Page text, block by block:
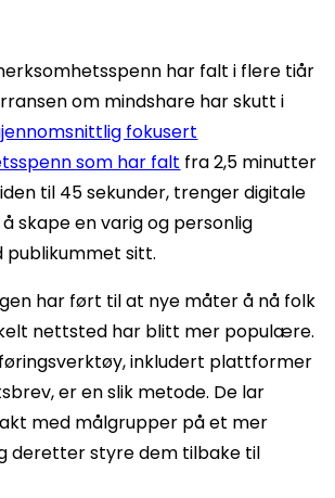
har falt i flere tiår
om mindshare har skutt i
fokusert
som har falt fra 2,5 minutter
til 45 sekunder, trenger digitale
skape en varig og personlig
publikummet sitt.
har ført til at nye måter å nå folk
nettsted har blitt mer populære.
inkludert plattformer
er en slik metode. De lar
med målgrupper på et mer
deretter styre dem tilbake til